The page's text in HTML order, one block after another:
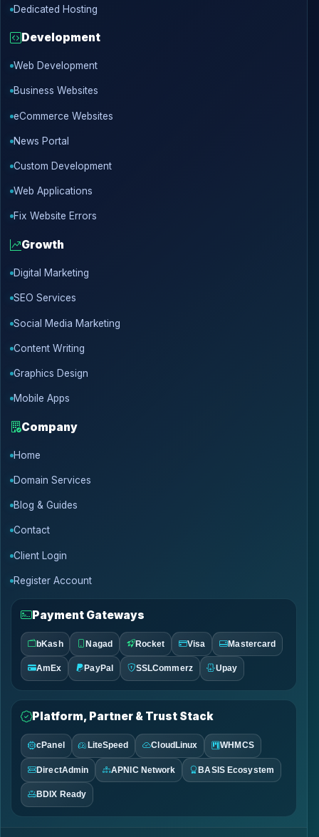
Dedicated Hosting
Development
Web Development
Business Websites
eCommerce Websites
News Portal
Custom Development
Web Applications
Fix Website Errors
Growth
Digital Marketing
SEO Services
Social Media Marketing
Content Writing
Graphics Design
Mobile Apps
Company
Home
Domain Services
Blog & Guides
Contact
Client Login
Register Account
Payment Gateways
bKash Nagad Rocket Visa Mastercard
AmEx PayPal SSLCommerz Upay
Platform, Partner & Trust Stack
cPanel LiteSpeed CloudLinux WHMCS
DirectAdmin APNIC Network BASIS Ecosystem
BDIX Ready